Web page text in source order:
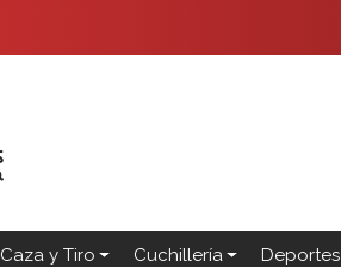
Caza y Tiro Cuchillería Deportes